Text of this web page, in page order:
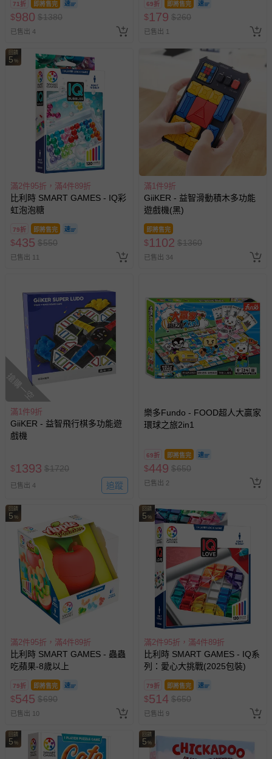
71折 即將售完
$980 $1380
已售出 4
69折 即將售完
$179 $260
已售出 1
回饋
5 %
滿2件95折，滿4件89折
比利時 SMART GAMES - IQ彩
虹泡泡糖
79折 即將售完
$435 $550
已售出 11
滿1件9折
GiiKER - 益智滑動積木多功能
遊戲機(黑)
即將售完
$1102 $1360
已售出 34
搶購一空
滿1件9折
GiiKER - 益智飛行棋多功能遊
戲機
$1393 $1720
已售出 4 追蹤
樂多Fundo - FOOD超人大贏家
環球之旅2in1
69折 即將售完
$449 $650
已售出 2
回饋
5 %
滿2件95折，滿4件89折
比利時 SMART GAMES - 蟲蟲
吃蘋果-8歲以上
79折 即將售完
$545 $690
已售出 10
回饋
5 %
滿2件95折，滿4件89折
比利時 SMART GAMES - IQ系
列：愛心大挑戰(2025包裝)
79折 即將售完
$514 $650
已售出 9
回饋
5 %
回饋
5 %